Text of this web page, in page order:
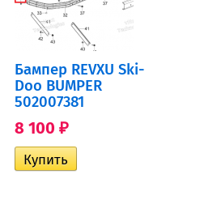
Бампер REVXU Ski-
Doo BUMPER
502007381
8 100 ₽